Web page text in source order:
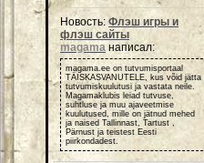
Новость: Флэш игры и
флэш сайты
magama написал:
magama.ee on tutvumisportaal
TÄISKASVANUTELE, kus võid jätta
tutvumiskuulutusi ja vastata neile.
Magamaklubis leiad tutvuse,
suhtluse ja muu ajaveetmise
kuulutused, mille on jätnud mehed
ja naised Tallinnast, Tartust ,
Pärnust ja teistest Eesti
piirkondadest.